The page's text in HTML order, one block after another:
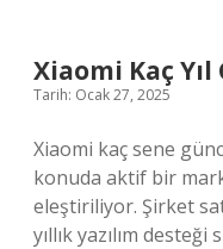
Xiaomi Kaç
Tarih: Ocak 27, 2025
Xiaomi kaç sene
konuda aktif bir
eleştiriliyor. Şirket
yıllık yazılım